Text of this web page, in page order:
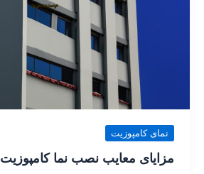
نمای کامپوزیت
مزایای معایب نصب نما کامپوزیت